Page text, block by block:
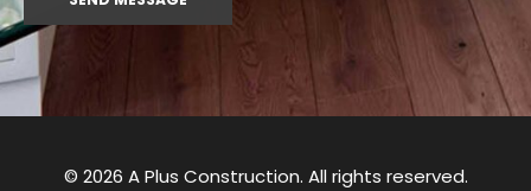
© 2026 A Plus Construction. All rights reserved.